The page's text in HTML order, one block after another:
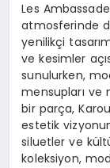
Les
atmosferinde
yenilikçi
ve kesimler
sunulurken,
mensupları ve
bir parça,
estetik
siluetler ve
koleksiyon,